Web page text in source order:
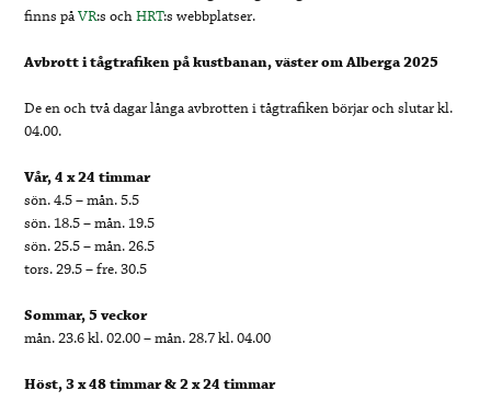
finns påVR:s ochHRT:s webbplatser.
Avbrott i tågtrafiken på kustbanan, väster om Alberga 2025
De en och två dagar långa avbrotten i tågtrafiken börjar och slutar kl.
04.00.
Vår, 4 x 24 timmar
sön. 4.5 – mån. 5.5
sön. 18.5 – mån. 19.5
sön. 25.5 – mån. 26.5
tors. 29.5 – fre. 30.5
Sommar, 5 veckor
mån. 23.6 kl. 02.00 – mån. 28.7 kl. 04.00
Höst, 3 x 48 timmar & 2 x 24 timmar